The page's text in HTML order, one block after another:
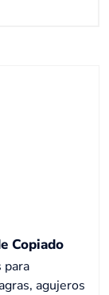
Copiado
para
agujeros